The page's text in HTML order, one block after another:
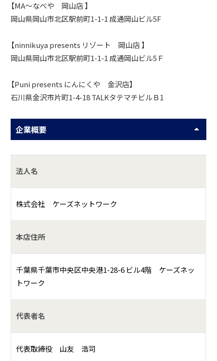
【MA～なべや 岡山店 】
岡山県岡山市北区駅前町1-1-1 成通岡山ビル5F
【ninnikuya presents リゾート 岡山店 】
岡山県岡山市北区駅前町1-1-1 成通岡山ビル5Ｆ
【Puni presents にんにくや 金沢店】
石川県金沢市片町1-4-18 TALKタテマチビルＢ1
企業概要
法人名
株式会社 ケーズネットワーク
本店住所
千葉県千葉市中央区中央港1-28-6 ビル4階 ケーズネッ
トワーク
代表者名
代表取締役 山友 浩司